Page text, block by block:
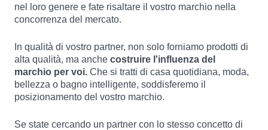
nel loro genere e fate risaltare il vostro marchio nella
concorrenza del mercato.
In qualità di vostro partner, non solo forniamo prodotti di
alta qualità, ma anche costruire l'influenza del
marchio per voi. Che si tratti di casa quotidiana, moda,
bellezza o bagno intelligente, soddisferemo il
posizionamento del vostro marchio.
Se state cercando un partner con lo stesso concetto di